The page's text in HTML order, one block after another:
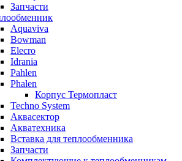
Запчасти
Aquaviva
Bowman
Elecro
Idrania
Pahlen
Phalen
Корпус Термопласт
Techno System
Аквасектор
Акватехника
Вставка для теплообменника
Запчасти